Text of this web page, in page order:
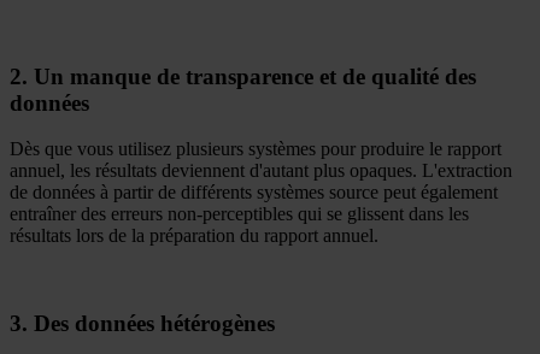
2. Un manque de transparence et de qualité des
données
Dès que vous utilisez plusieurs systèmes pour produire le rapport
annuel, les résultats deviennent d'autant plus opaques. L'extraction
de données à partir de différents systèmes source peut également
entraîner des erreurs non-perceptibles qui se glissent dans les
résultats lors de la préparation du rapport annuel.
3. Des données hétérogènes